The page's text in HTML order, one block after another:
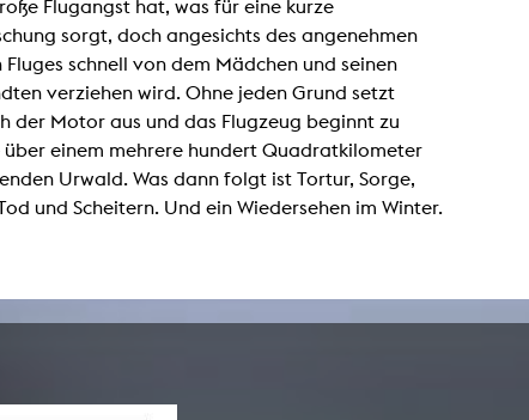
Flugangst hat, was für eine kurze
sorgt, doch angesichts des angenehmen
Fluges schnell von dem Mädchen und seinen
verziehen wird. Ohne jeden Grund setzt
der Motor aus und das Flugzeug beginnt zu
über einem mehrere hundert Quadratkilometer
Urwald. Was dann folgt ist Tortur, Sorge,
und Scheitern. Und ein Wiedersehen im Winter.
Tonstudios
Werkstatt
Zentrale Ausleihe
BIBLIOTHEK
Digitale Bibliothek
Filme
ÜBER UNS
Personen
Organisation
Nützliche Hilfen / Kontakte